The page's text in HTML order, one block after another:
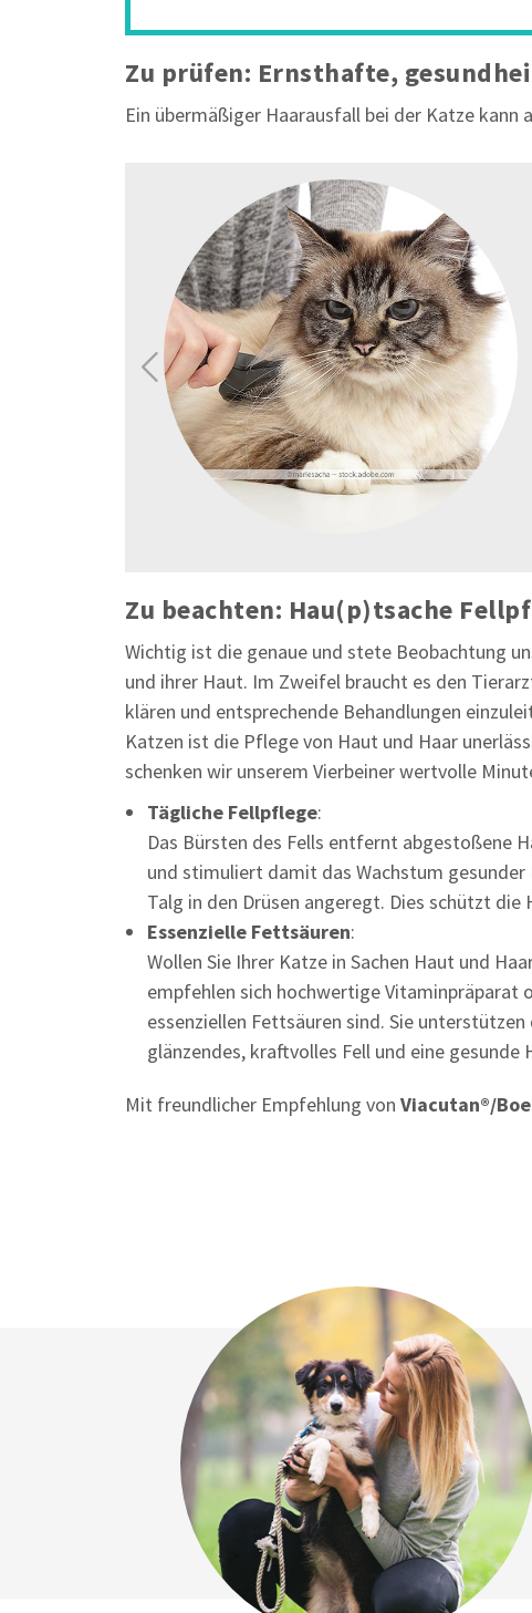
Zu prüfen: Ernsthafte,
Ein übermäßiger Haarausfall bei der Katze
Previous
Zu beachten: Hau(p)tsache
Wichtig ist die genaue und stete Beobachtung
und ihrer Haut. Im Zweifel braucht es den
klären und entsprechende Behandlungen
Katzen ist die Pflege von Haut und Haar
schenken wir unserem Vierbeiner wertvolle
Tägliche Fellpflege:
Das Bürsten des Fells entfernt abgestoßene
und stimuliert damit das Wachstum
Talg in den Drüsen angeregt. Dies schützt
Essenzielle Fettsäuren:
Wollen Sie Ihrer Katze in Sachen Haut und
empfehlen sich hochwertige Vitaminpräparat
essenziellen Fettsäuren sind. Sie
glänzendes, kraftvolles Fell und eine gesunde
Mit freundlicher Empfehlung von Viacutan®/